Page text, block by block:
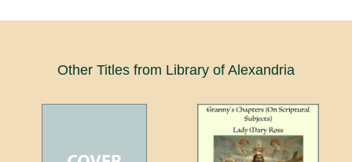
Other Titles from Library of Alexandria